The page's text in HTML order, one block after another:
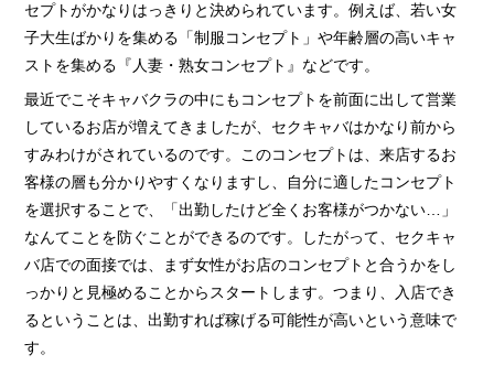
セプトがかなりはっきりと決められています。例えば、若い女
子大生ばかりを集める「制服コンセプト」や年齢層の高いキャ
ストを集める『人妻・熟女コンセプト』などです。
最近でこそキャバクラの中にもコンセプトを前面に出して営業
しているお店が増えてきましたが、セクキャバはかなり前から
すみわけがされているのです。このコンセプトは、来店するお
客様の層も分かりやすくなりますし、自分に適したコンセプト
を選択することで、「出勤したけど全くお客様がつかない…」
なんてことを防ぐことができるのです。したがって、セクキャ
バ店での面接では、まず女性がお店のコンセプトと合うかをし
っかりと見極めることからスタートします。つまり、入店でき
るということは、出勤すれば稼げる可能性が高いという意味で
す。